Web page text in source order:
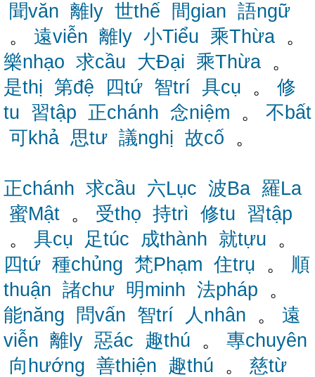
聞văn 離ly 世thế 間gian 語ngữ
。 遠viễn 離ly 小Tiểu 乘Thừa 。
樂nhạo 求cầu 大Đại 乘Thừa 。
是thị 第đệ 四tứ 智trí 具cụ 。 修
tu 習tập 正chánh 念niệm 。 不bất
可khả 思tư 議nghị 故cố 。
正chánh 求cầu 六Lục 波Ba 羅La
蜜Mật 。 受thọ 持trì 修tu 習tập
。 具cụ 足túc 成thành 就tựu 。
四tứ 種chủng 梵Phạm 住trụ 。 順
thuận 諸chư 明minh 法pháp 。
能năng
問vấn 智trí 人nhân 。 遠
viễn 離ly 惡ác 趣thú 。 專chuyên
向hướng 善thiện 趣thú 。 慈từ